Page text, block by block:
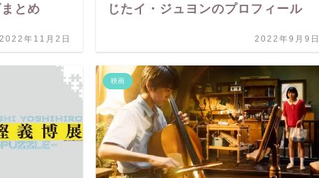
とめ
2022年11月2日
じたイ・ジュヨンのプロフィール
2022年9月9日
映画